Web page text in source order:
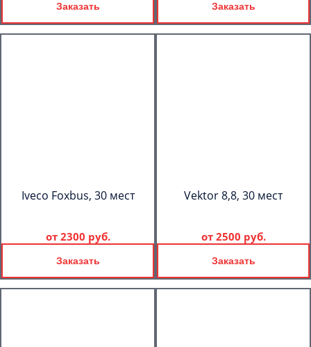
Заказать Заказать
Iveco Foxbus, 30 мест
от 2300 руб.
Заказать
Vektor 8,8, 30 мест
от 2500 руб.
Заказать